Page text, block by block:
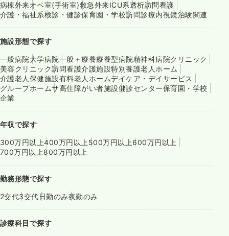
病棟外来オペ室(手術室)救急外来ICU系透析訪問看護
介護・福祉系検診・健診保育園・学校訪問診療内視鏡治験関連
施設形態で探す
一般病院大学病院一般＋療養療養型病院精神科病院クリニック
美容クリニック訪問看護介護施設特別養護老人ホーム
介護老人保健施設有料老人ホームデイケア・デイサービス
グループホームサ高住障がい者施設健診センター保育園・学校
企業
年収で探す
300万円以上400万円以上 500万円以上600万円以上
700万円以上800万円以上
勤務形態で探す
2交代3交代日勤のみ夜勤のみ
診療科目で探す